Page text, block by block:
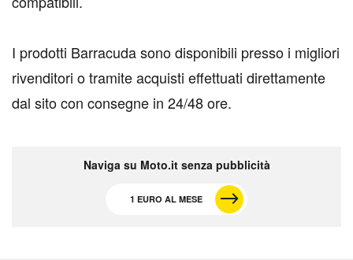
I prodotti Barracuda sono disponibili presso i migliori
rivenditori otramite acquisti effettuati direttamente
dal sito con consegne in 24/48 ore.
Naviga su Moto.it senza pubblicità
1 EURO AL MESE